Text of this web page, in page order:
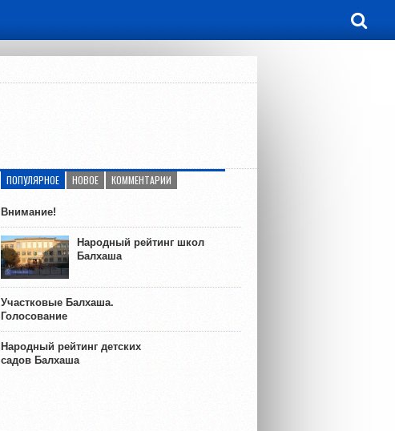
ПОПУЛЯРНОЕ НОВОЕ КОММЕНТАРИИ
Внимание!
Народный рейтинг школ
Балхаша
Участковые Балхаша.
Голосование
Народный рейтинг детских
садов Балхаша